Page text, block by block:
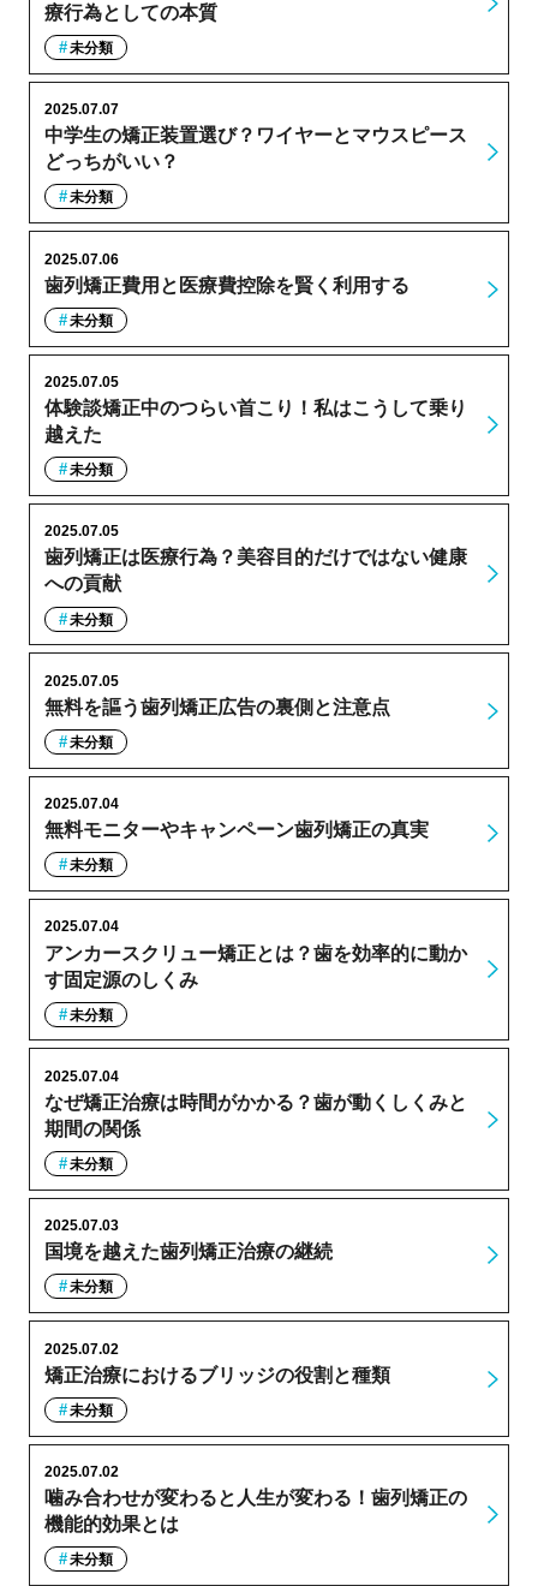
療行為としての本質
未分類
中学生の矯正装置選び？ワイヤーとマウスピース
どっちがいい？
2025.07.07
未分類
歯列矯正費用と医療費控除を賢く利用する
2025.07.06
未分類
体験談矯正中のつらい首こり！私はこうして乗り
越えた
2025.07.05
未分類
歯列矯正は医療行為？美容目的だけではない健康
への貢献
2025.07.05
未分類
無料を謳う歯列矯正広告の裏側と注意点
2025.07.05
未分類
無料モニターやキャンペーン歯列矯正の真実
2025.07.04
未分類
アンカースクリュー矯正とは？歯を効率的に動か
す固定源のしくみ
2025.07.04
未分類
なぜ矯正治療は時間がかかる？歯が動くしくみと
期間の関係
2025.07.04
未分類
国境を越えた歯列矯正治療の継続
2025.07.03
未分類
矯正治療におけるブリッジの役割と種類
2025.07.02
未分類
噛み合わせが変わると人生が変わる！歯列矯正の
機能的効果とは
2025.07.02
未分類